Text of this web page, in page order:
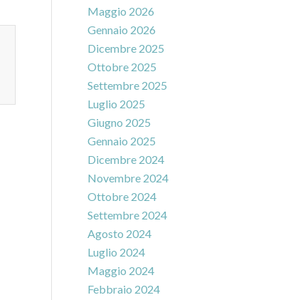
Maggio 2026
Gennaio 2026
Dicembre 2025
Ottobre 2025
Settembre 2025
Luglio 2025
Giugno 2025
Gennaio 2025
Dicembre 2024
Novembre 2024
Ottobre 2024
Settembre 2024
Agosto 2024
Luglio 2024
Maggio 2024
Febbraio 2024